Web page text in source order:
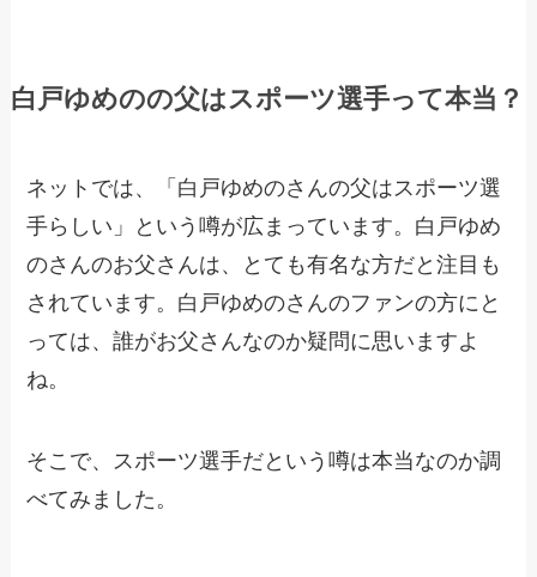
白戸ゆめのの父はスポーツ選手って本当？
ネットでは、「白戸ゆめのさんの父はスポーツ選
手らしい」という噂が広まっています。白戸ゆめ
のさんのお父さんは、とても有名な方だと注目も
されています。白戸ゆめのさんのファンの方にと
っては、誰がお父さんなのか疑問に思いますよ
ね。
そこで、スポーツ選手だという噂は本当なのか調
べてみました。